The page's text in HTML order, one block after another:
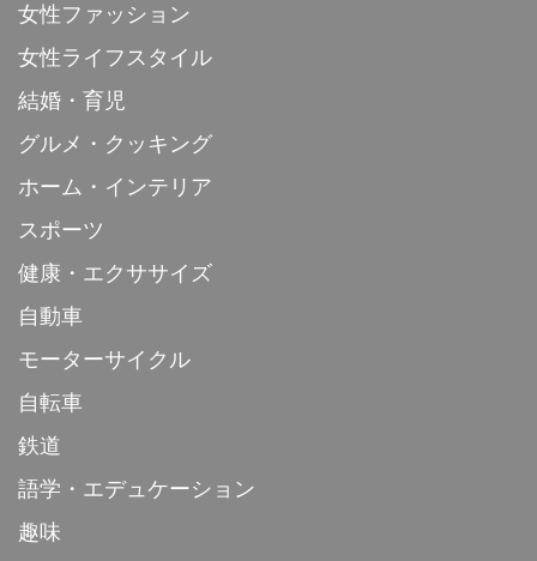
女性ファッション
女性ライフスタイル
結婚・育児
グルメ・クッキング
ホーム・インテリア
スポーツ
健康・エクササイズ
自動車
モーターサイクル
自転車
鉄道
語学・エデュケーション
趣味